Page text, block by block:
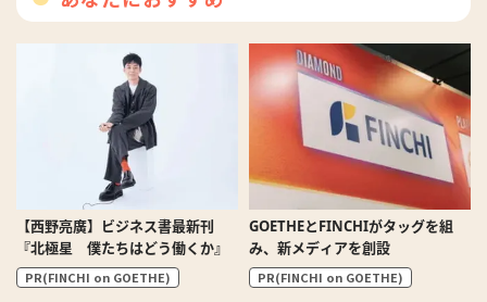
【西野亮廣】ビジネス書最新刊
『北極星 僕たちはどう働くか』
PR(FINCHI on GOETHE)
GOETHEとFINCHIがタッグを組
み、新メディアを創設
PR(FINCHI on GOETHE)